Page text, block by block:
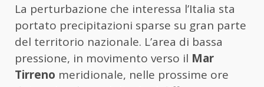
La perturbazione che interessa l’Italia sta
portato precipitazioni sparse su gran parte
del territorio nazionale. L’area di bassa
pressione, in movimento verso il Mar
Tirreno meridionale, nelle prossime ore